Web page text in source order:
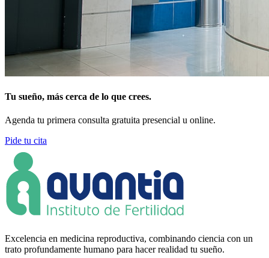
Tu sueño, más cerca de lo que crees.
Agenda tu primera consulta gratuita presencial u online.
Pide tu cita
Excelencia en medicina reproductiva, combinando ciencia con un
trato profundamente humano para hacer realidad tu sueño.